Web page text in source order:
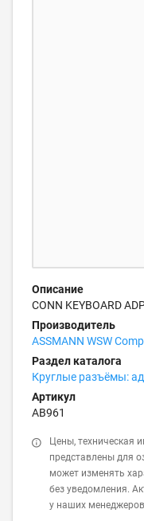
Описание
CONN KEYBOARD
Производитель
ASSMANN WSW
Раздел каталога
Круглые разъёмы:
Артикул
AB961
Цены, техническая
представлены для
может изменять
без уведомления.
у наших